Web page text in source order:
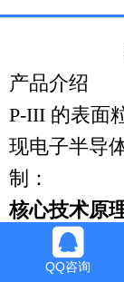
产品介绍
P-III 的表面
现电子半导
制：
核心技术原
界面颗粒再
通过物理或
QQ咨询